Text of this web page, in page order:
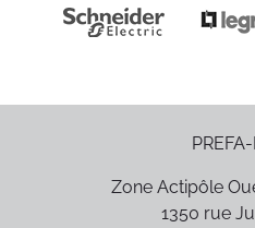
Zone Actipôle
1350 rue